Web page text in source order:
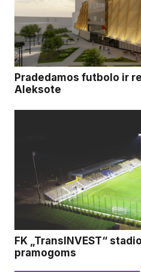
Pradedamos futbolo ir
Aleksote
FK „TransINVEST“
pramogoms